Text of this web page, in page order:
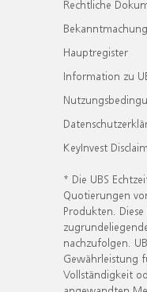
Rechtliche
Hauptregister
Information zu
KeyInvest
* Die UBS
Quotierungen
Produkten.
nachzufolgen.
Gewährleistung
Vollständigkeit